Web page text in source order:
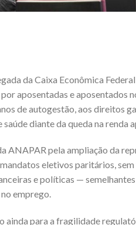
da Caixa Econômica
aposentadas e aposentados
de autogestão, aos direitos
diante da queda na renda
ANAPAR pela ampliação da
eletivos paritários,
e políticas —
emprego.
ainda para a fragilidade